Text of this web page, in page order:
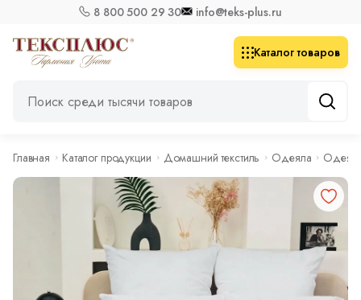
8 800 500 29 30 info@teks-plus.ru
Каталог товаров
Главная Каталог продукции Домашний текстиль Одеяла